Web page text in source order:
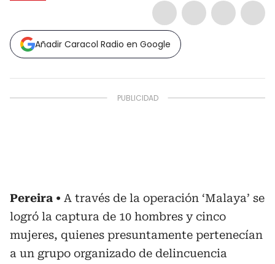
Añadir Caracol Radio en Google
Pereira
A través de la operación ‘Malaya’ se
logró la captura de 10 hombres y cinco
mujeres, quienes presuntamente pertenecían
a un grupo organizado de delincuencia